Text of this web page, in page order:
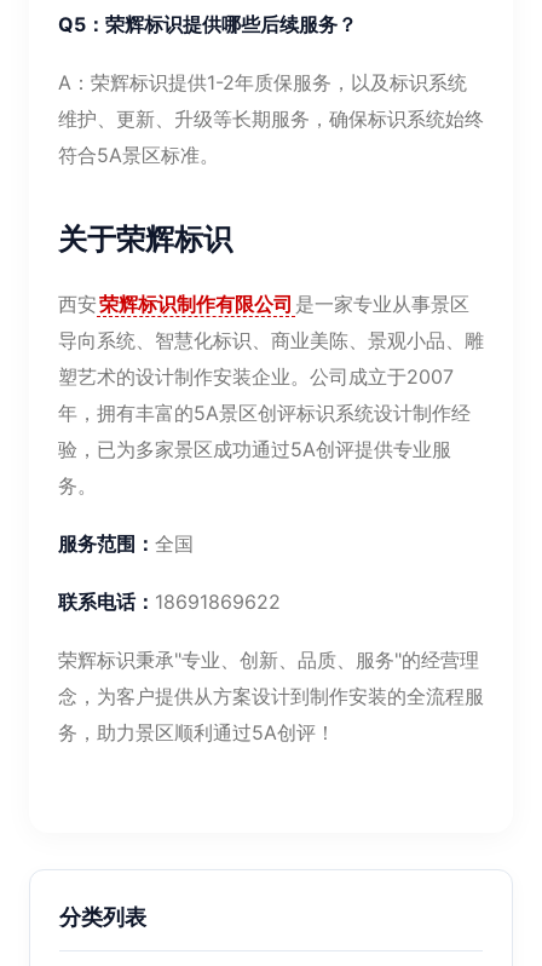
Q5：荣辉标识提供哪些后续服务？
A：荣辉标识提供1-2年质保服务，以及标识系统
维护、更新、升级等长期服务，确保标识系统始终
符合5A景区标准。
关于荣辉标识
西安荣辉标识制作有限公司 是一家专业从事景区
导向系统、智慧化标识、商业美陈、景观小品、雕
塑艺术的设计制作安装企业。公司成立于2007
年，拥有丰富的5A景区创评标识系统设计制作经
验，已为多家景区成功通过5A创评提供专业服
务。
服务范围： 全国
联系电话： 18691869622
荣辉标识秉承"专业、创新、品质、服务"的经营理
念，为客户提供从方案设计到制作安装的全流程服
务，助力景区顺利通过5A创评！
分类列表